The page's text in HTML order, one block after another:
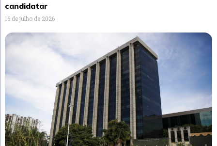
candidatar
16 de julho de 2026